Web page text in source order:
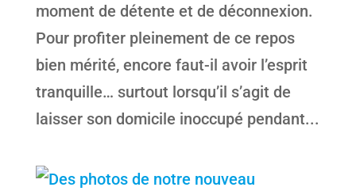
moment de détente et de déconnexion.
Pour profiter pleinement de ce repos
bien mérité, encore faut-il avoir l’esprit
tranquille… surtout lorsqu’il s’agit de
laisser son domicile inoccupé pendant...